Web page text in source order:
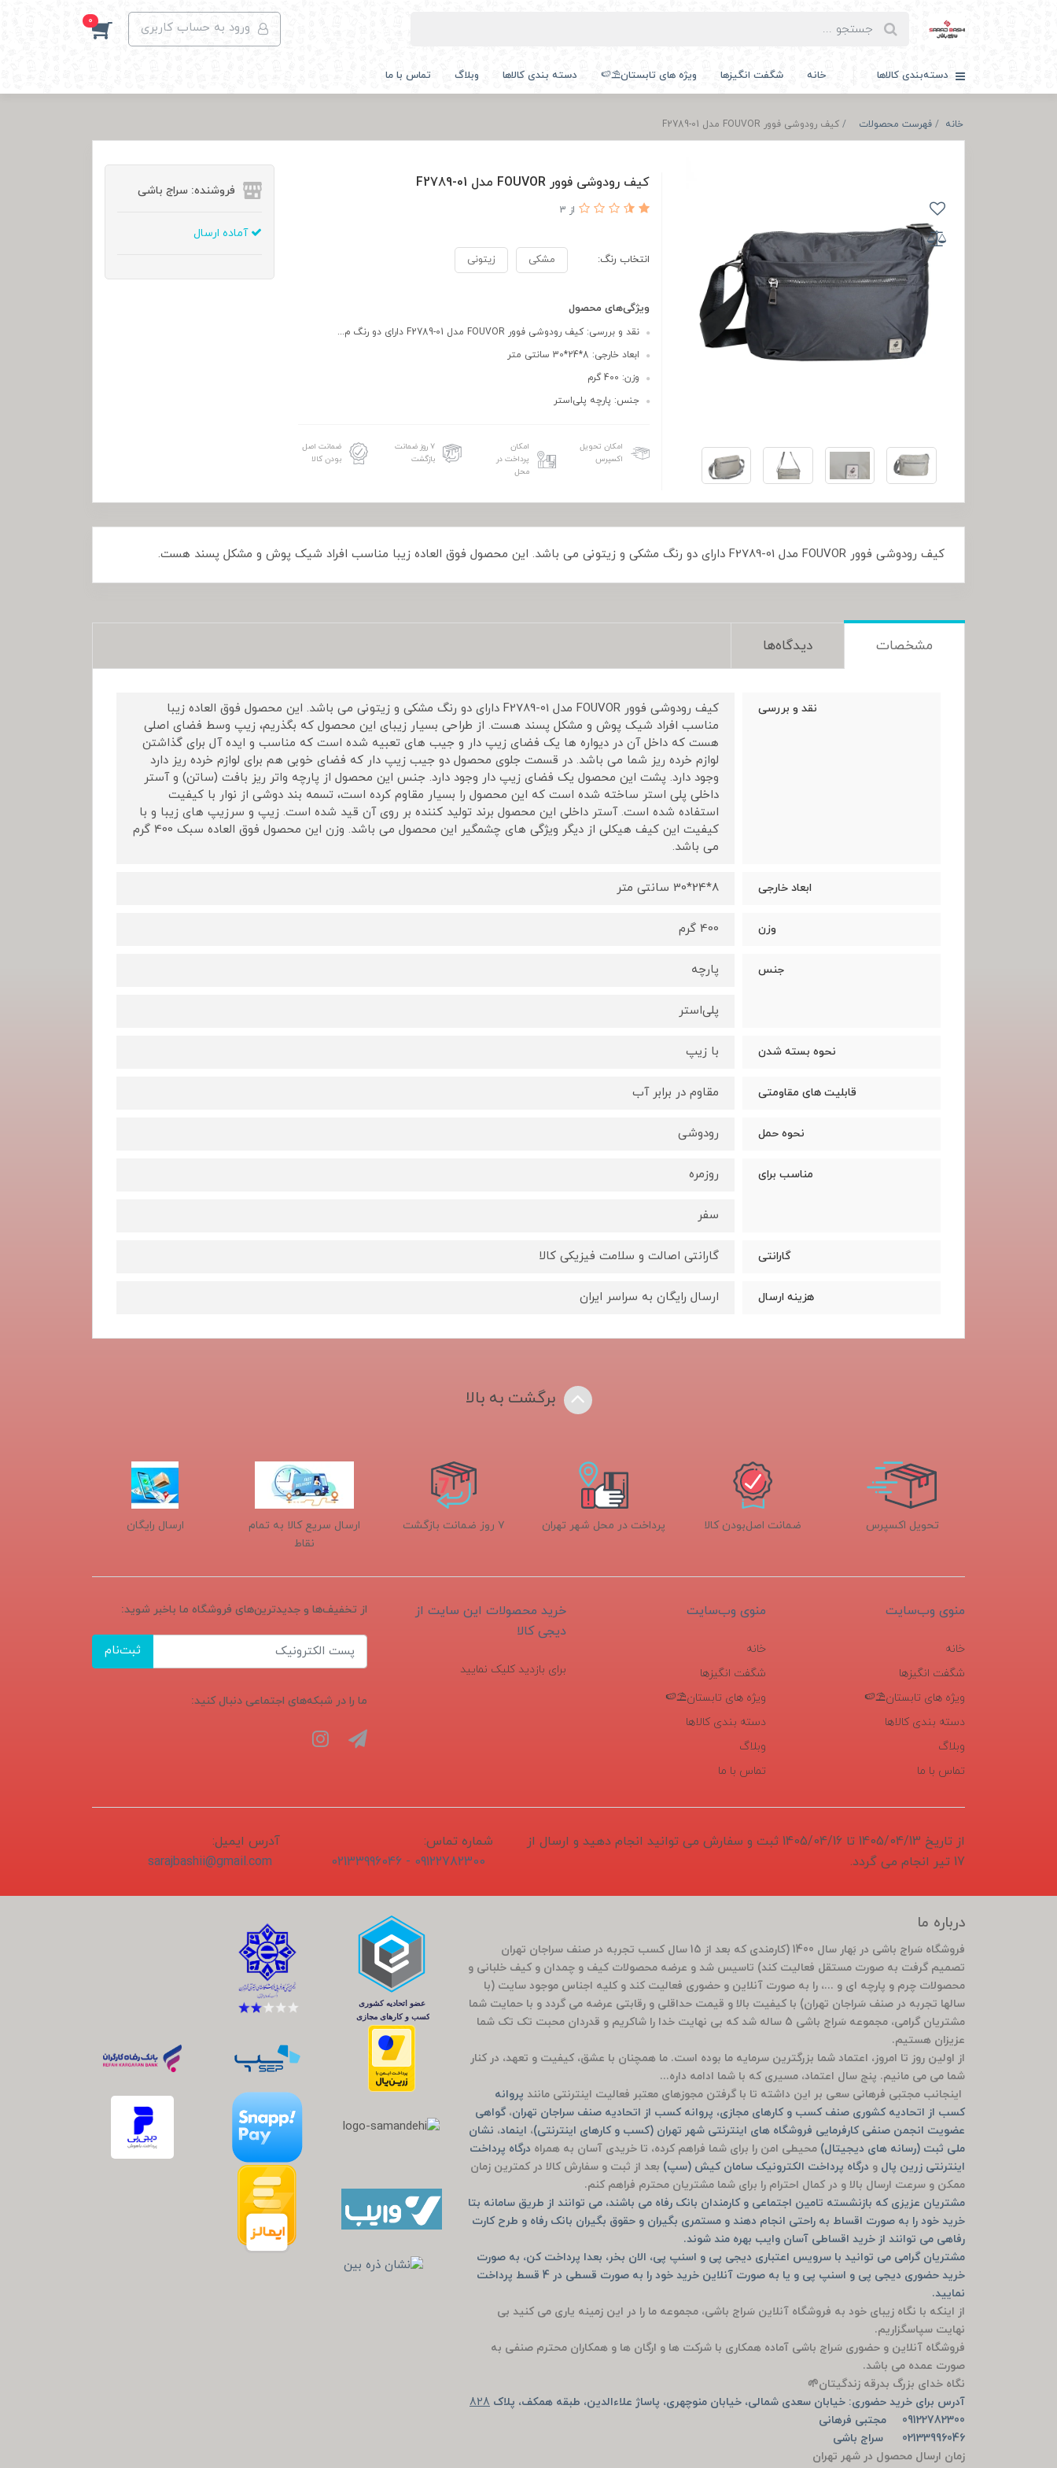
ورود به حساب کاربری 0
دسته‌بندی کالاها خانه شگفت انگیزها ویژه های تابستان⛱️🍉 دسته بندی کالاها وبلاگ تماس با ما
خانه فهرست محصولات کیف رودوشی فوور FOUVOR مدل F2789-01
کیف رودوشی فوور FOUVOR مدل F2789-01
از 3
انتخاب رنگ: مشکی زیتونی
ویژگی‌های محصول
نقد و بررسی: کیف رودوشی فوور FOUVOR مدل F2789-01 دارای دو رنگ م...
ابعاد خارجی: 8*24*30 سانتی متر
وزن: 400 گرم
جنس: پارچه پلی‌استر
امکان تحویل
اکسپرس
امکان
پرداخت در
محل
۷ روز ضمانت
بازگشت
ضمانت اصل
بودن کالا
فروشنده: سراج باشی
آماده ارسال
کیف رودوشی فوور FOUVOR مدل F2789-01 دارای دو رنگ مشکی و زیتونی می باشد. این محصول فوق العاده زیبا مناسب افراد شیک پوش و مشکل پسند هست.
مشخصات دیدگاه‌ها
نقد و بررسی
کیف رودوشی فوور FOUVOR مدل F2789-01 دارای دو رنگ مشکی و زیتونی می باشد. این محصول فوق العاده زیبا
مناسب افراد شیک پوش و مشکل پسند هست. از طراحی بسیار زیبای این محصول که بگذریم، زیپ وسط فضای اصلی
هست که داخل آن در دیواره ها یک فضای زیپ دار و جیب های تعبیه شده است که مناسب و ایده آل برای گذاشتن
لوازم خرده ریز شما می باشد. در قسمت جلوی محصول دو جیب زیپ دار که فضای خوبی هم برای لوازم خرده ریز دارد
وجود دارد. پشت این محصول یک فضای زیپ دار وجود دارد. جنس این محصول از پارچه واتر ریز بافت (ساتن) و آستر
داخلی پلی استر ساخته شده است که این محصول را بسیار مقاوم کرده است، تسمه بند دوشی از نوار با کیفیت
استفاده شده است. آستر داخلی این محصول برند تولید کننده بر روی آن قید شده است. زیپ و سرزیپ های زیبا و با
کیفیت این کیف هیکلی از دیگر ویژگی های چشمگیر این محصول می باشد. وزن این محصول فوق العاده سبک 400 گرم
می باشد.
ابعاد خارجی 8*24*30 سانتی متر
وزن 400 گرم
جنس پارچه
پلی‌استر
نحوه بسته شدن با زیپ
قابلیت های مقاومتی مقاوم در برابر آب
نحوه حمل رودوشی
مناسب برای روزمره
سفر
گارانتی گارانتی اصالت و سلامت فیزیکی کالا
هزینه ارسال ارسال رایگان به سراسر ایران
برگشت به بالا
تحویل اکسپرس ضمانت اصل‌بودن کالا پرداخت در محل شهر تهران ۷ روز ضمانت بازگشت
ارسال سریع کالا به تمام
نقاط
ارسال رایگان
منوی وب‌سایت
خانه
شگفت انگیزها
ویژه های تابستان⛱️🍉
دسته بندی کالاها
وبلاگ
تماس با ما
منوی وب‌سایت
خانه
شگفت انگیزها
ویژه های تابستان⛱️🍉
دسته بندی کالاها
وبلاگ
تماس با ما
خرید محصولات این سایت از
دیجی کالا
برای بازدید کلیک نمایید
از تخفیف‌ها و جدیدترین‌های فروشگاه ما باخبر شوید:
ثبت‌نام
ما را در شبکه‌های اجتماعی دنبال کنید:
از تاریخ 1405/04/13 تا 1405/04/16 ثبت و سفارش می توانید انجام دهید و ارسال از
17 تیر انجام می گردد.
شماره تماس:
09122782300 - 02133996046
آدرس ایمیل:
sarajbashii@gmail.com
درباره ما
فروشگاه سَراج باشی در بَهار سال 1400 (کارمندی که بعد از 15 سال کسب تجربه در صنف سراجان تهران
تصمیم گرفت به صورت مستقل فعالیت کند) تاسیس شد و عرضه محصولات کیف و چمدان و کیف خلبانی و
محصولات چرم و پارچه ای و ...، را به صورت آنلاین و حضوری فعالیت کند و کلیه اجناس موجود سایت (با
سالها تجربه در صنف سَراجان تهران) با کیفیت بالا و قیمت حداقلی و رقابتی عرضه می گردد و با حمایت شما
مشتریان گرامی، مجموعه سَراج باشی 5 ساله شد که بی نهایت خدا را شاکریم و قدردان محبت تک تک شما
عزیزان هستیم.
از اولین روز تا امروز، اعتماد شما بزرگترین سرمایه ما بوده است. ما همچنان با عشق، کیفیت و تعهد، در کنار
شما می می مانیم. پنج سال اعتماد، مسیری که با شما ادامه داره...
اینجانب مجتبی فرهانی سعی بر این داشته تا با گرفتن مجوزهای معتبر فعالیت اینترنتی مانند پروانه
کسب از اتحادیه کشوری صنف کسب و کارهای مجازی، پروانه کسب از اتحادیه صنف سراجان تهران،گواهی
عضویت انجمن صنفی کارفرمایی فروشگاه های اینترنتی شهر تهران (کسب و کارهای اینترنتی)، اینماد، نشان
ملی ثبت (رسانه های دیجیتال) محیطی امن را برای شما فراهم کرده، تا خریدی آسان به همراه درگاه پرداخت
اینترنتی زرین پال و درگاه پرداخت الکترونیک سامان کیش (سپ) بعد از ثبت و سفارش کالا در کمترین زمان
ممکن و سرعت ارسال بالا و در کمال احترام را برای شما مشتریان محترم فراهم کنم.
مشتریان عزیزی که بازنشسته تامین اجتماعی و کارمندان بانک رفاه می باشند، می توانند از طریق سامانه بتا
خرید خود را به صورت اقساط به راحتی انجام دهند و مستمری بگیران و حقوق بگیران بانک رفاه و طرح کارت
رفاهی می توانند از خرید اقساطی آسان وایب بهره مند شوند.
مشتریان گرامی می توانید با سرویس اعتباری دیجی پی و اسنپ پی، الان بخر، بعدا پرداخت کن، به صورت
خرید حضوری دیجی پی و اسنپ پی و یا به صورت آنلاین خرید خود را به صورت قسطی در 4 قسط پرداخت
نمایید.
از اینکه با نگاه زیبای خود به فروشگاه آنلاین سَراج باشی، مجموعه ما را در این زمینه یاری می کنید بی
نهایت سپاسگزاریم.
فروشگاه آنلاین و حضوری سَراج باشی آماده همکاری با شرکت ها و ارگان ها و همکاران محترم صنفی به
صورت عمده می باشد.
نگاه خدای بزرگ بدرقه زندگیتان🌱
آدرس برای خرید حضوری: خیابان سعدی شمالی، خیابان منوچهری، پاساژ علاءالدین، طبقه همکف، پلاک 828
09122782300 مجتبی فرهانی
02133996046 سراج باشی
زمان ارسال محصول در شهر تهران